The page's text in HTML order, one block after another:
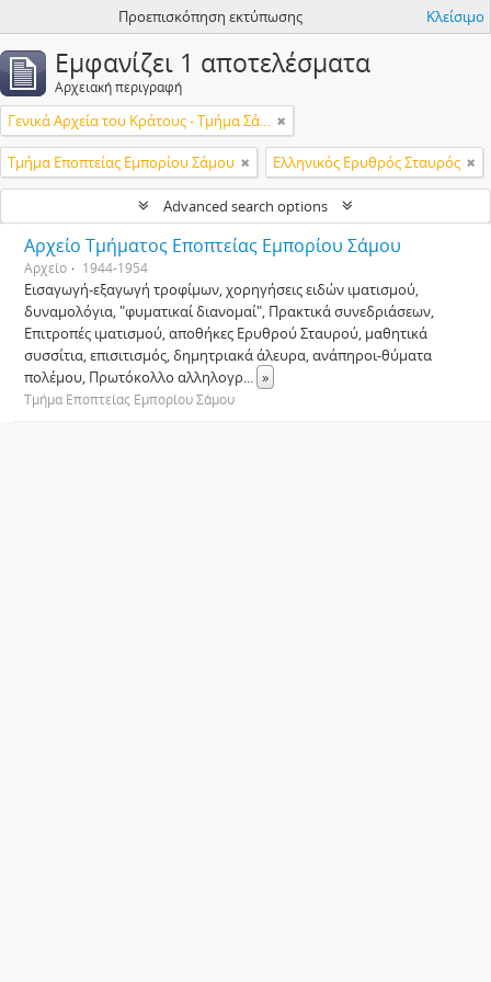
Προεπισκόπηση εκτύπωσης Κλείσιμο
Εμφανίζει 1 αποτελέσματα
Αρχειακή περιγραφή
Γενικά Αρχεία του Κράτους - Τμήμα Σάμου
Τμήμα Εποπτείας Εμπορίου Σάμου Ελληνικός Ερυθρός Σταυρός
Advanced search options
Αρχείο Τμήματος Εποπτείας Εμπορίου Σάμου
Αρχείο 1944-1954
Εισαγωγή-εξαγωγή τροφίμων, χορηγήσεις ειδών ιματισμού,
δυναμολόγια, "φυματικαί διανομαί", Πρακτικά συνεδριάσεων,
Επιτροπές ιματισμού, αποθήκες Ερυθρού Σταυρού, μαθητικά
συσσίτια, επισιτισμός, δημητριακά άλευρα, ανάπηροι-θύματα
πολέμου, Πρωτόκολλο αλληλογρ... »
Τμήμα Εποπτείας Εμπορίου Σάμου